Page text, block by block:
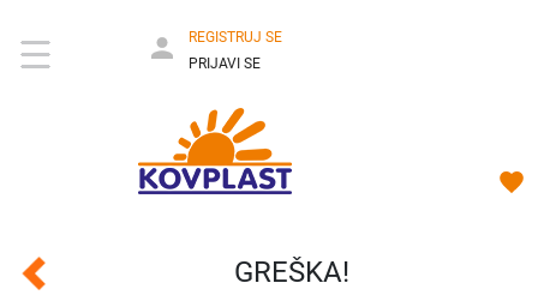
REGISTRUJ SE
PRIJAVI SE
GREŠKA!